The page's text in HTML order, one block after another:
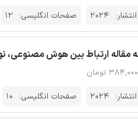
2024 صفحات انگلیسی: 12
مقاله ارتباط بین هوش مصنوعی،
2024 صفحات انگلیسی: 10